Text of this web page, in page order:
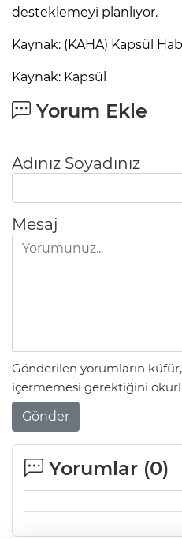
desteklemeyi planlıyor.
Kaynak: (KAHA) Kapsül
Kaynak: Kapsül
Yorum Ekle
Adınız Soyadınız
Mesaj
Gönderilen yorumların
içermemesi gerektiğini
Gönder
Yorumlar (0)